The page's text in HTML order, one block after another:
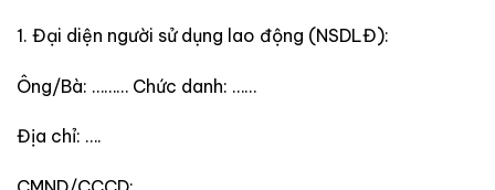
1. Đại diện người sử dụng lao động (NSDLĐ):
Ông/Bà: ……… Chức danh: ……
Địa chỉ: ….